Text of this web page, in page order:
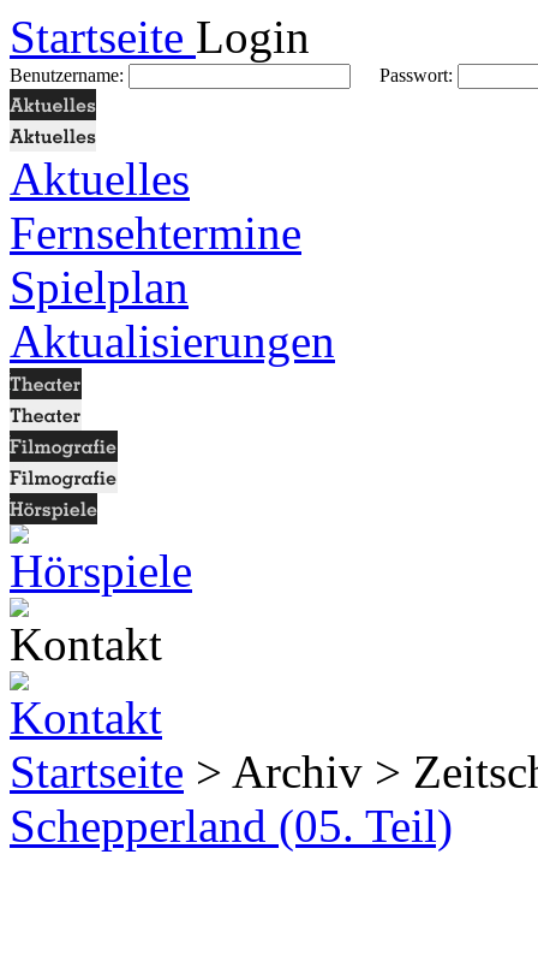
Startseite Login
Benutzername: Passwort:
Aktuelles
Fernsehtermine
Spielplan
Aktualisierungen
Startseite > Archiv >
Schepperland (05. Teil)